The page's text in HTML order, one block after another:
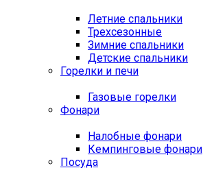
Летние спальники
Трехсезонные
Зимние спальники
Детские спальники
Горелки и печи
Газовые горелки
Фонари
Налобные фонари
Кемпинговые фонари
Посуда